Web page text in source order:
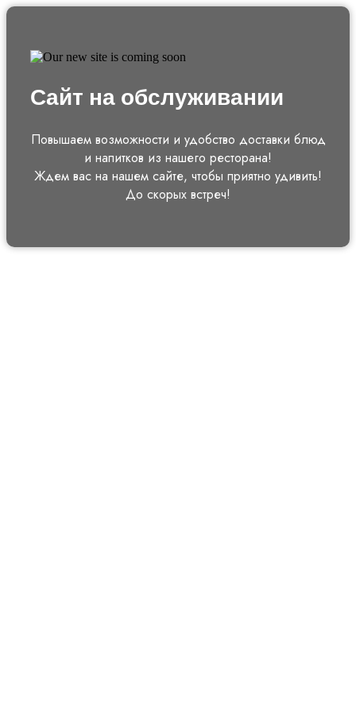
Сайт на обслуживании
Повышаем возможности и удобство доставки блюд
и напитков из нашего ресторана!
Ждем вас на нашем сайте, чтобы приятно удивить!
До скорых встреч!